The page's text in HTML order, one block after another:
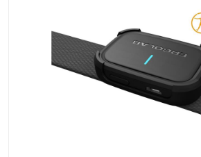
行为观察与表情分析 动作
情绪与生理记录 人机
神经营销与消费行为实验 车俩